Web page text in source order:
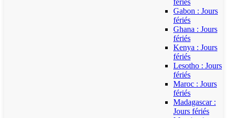
fériés
Gabon : Jours
fériés
Ghana : Jours
fériés
Kenya : Jours
fériés
Lesotho : Jours
fériés
Maroc : Jours
fériés
Madagascar :
Jours fériés